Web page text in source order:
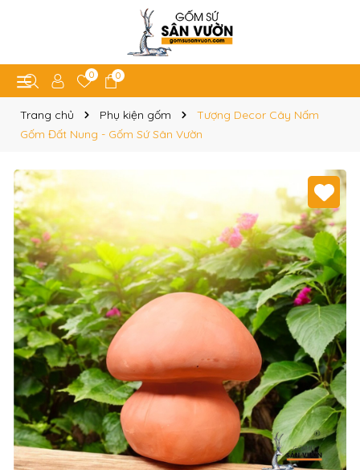
0 0
Trang chủ Phụ kiện gốm
Tượng Decor Cây Nấm
Gốm Đất Nung - Gốm Sứ Sân Vườn